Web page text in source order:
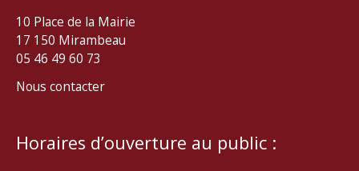
10 Place de la Mairie
17 150 Mirambeau
05 46 49 60 73
Nous contacter
Horaires d’ouverture au public :